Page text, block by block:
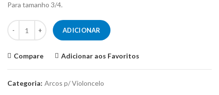
Para tamanho 3/4.
Quantidade de Arco p/ Violoncelo 3/4 Hofner AS34 - Fibra de
ADICIONAR
Compare Adicionar aos Favoritos
Categoria: Arcos p/ Violoncelo